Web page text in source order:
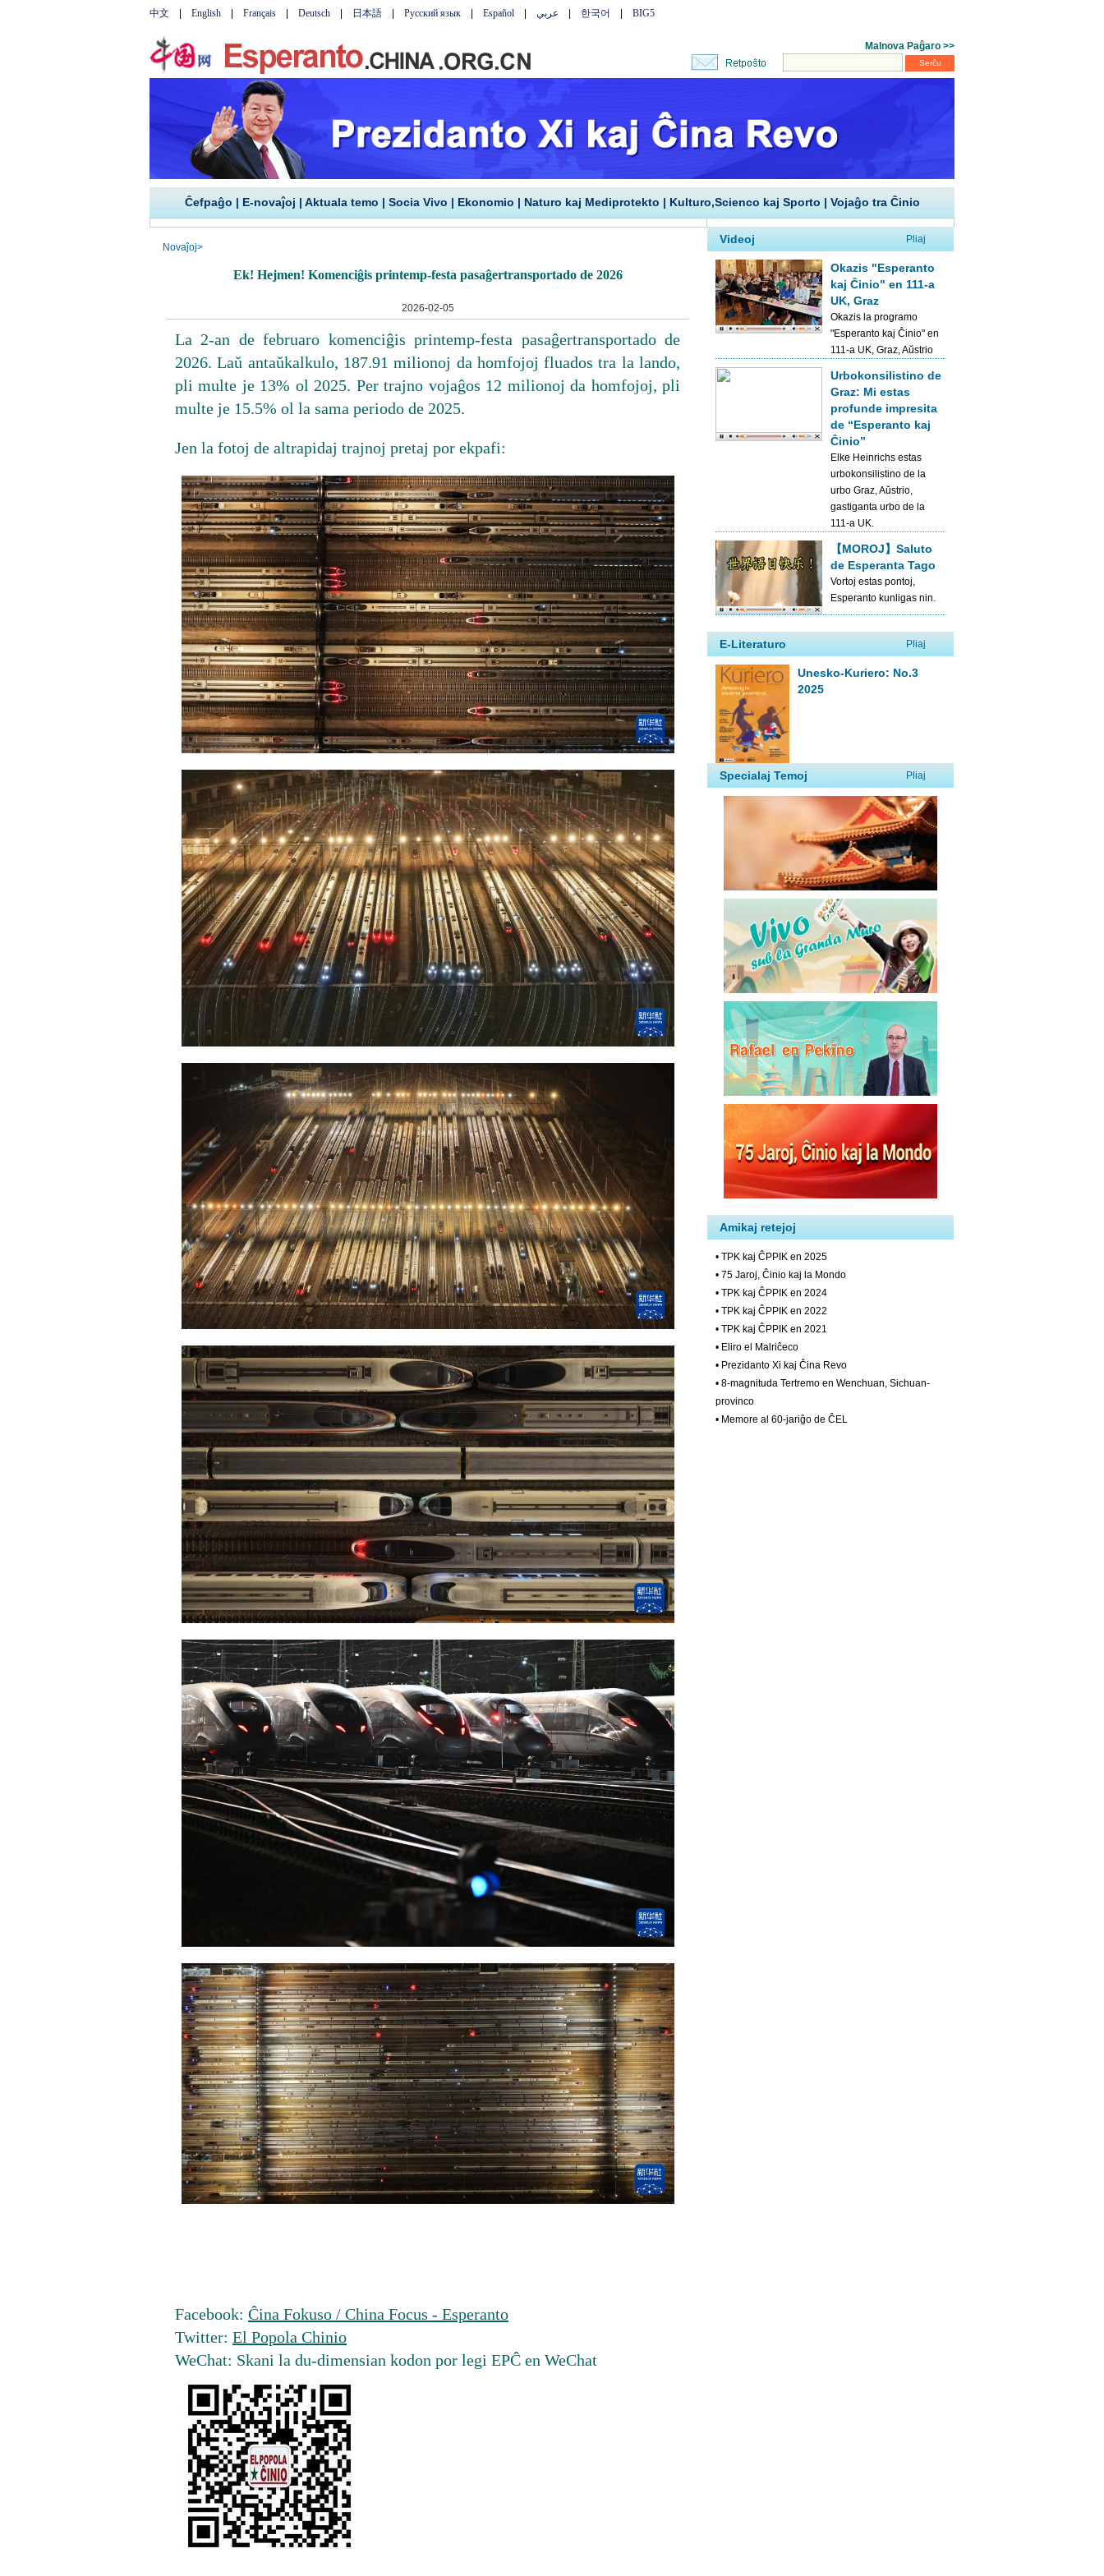
Ĉefpaĝo | E-novaĵoj | Aktuala temo | Socia Vivo | Ekonomio | Naturo kaj Mediprotekto | Kulturo,Scienco kaj Sporto | Vojaĝo tra Ĉinio
Novaĵoj>
Ek! Hejmen! Komenciĝis printemp-festa pasaĝertransportado de 2026
2026-02-05
La 2-an de februaro komenciĝis printemp-festa pasaĝertransportado de
2026. Laŭ antaŭkalkulo, 187.91 milionoj da homfojoj fluados tra la lando,
pli multe je 13% ol 2025. Per trajno vojaĝos 12 milionoj da homfojoj, pli
multe je 15.5% ol la sama periodo de 2025.
Jen la fotoj de altrapidaj trajnoj pretaj por ekpafi:
Facebook: Ĉina Fokuso / China Focus - Esperanto
Twitter: El Popola Chinio
WeChat: Skani la du-dimensian kodon por legi EPĈ en WeChat